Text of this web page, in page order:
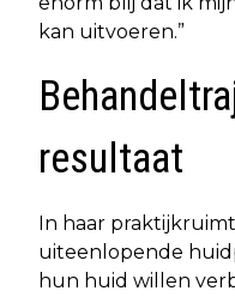
kan uitvoeren.”
resultaat
In haar
uiteenlopende
hun huid willen